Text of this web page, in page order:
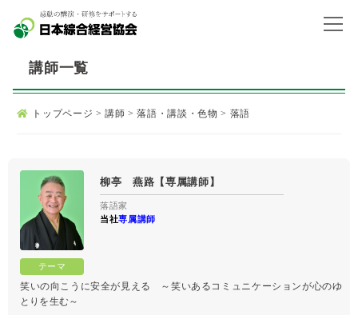
講師一覧
トップページ >講師 >落語・講談・色物 > 落語
柳亭 燕路【専属講師】
落語家
当社専属講師
笑いの向こうに安全が見える ～笑いあるコミュニケーションが心のゆ
とりを生む～